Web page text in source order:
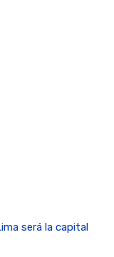
será la capital